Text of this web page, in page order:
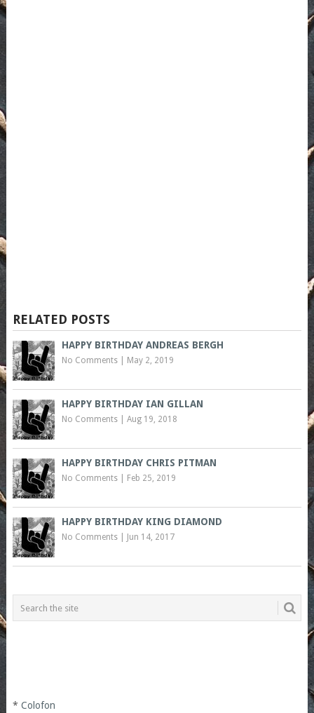
RELATED POSTS
HAPPY BIRTHDAY ANDREAS BERGH
No Comments| May 2, 2019
HAPPY BIRTHDAY IAN GILLAN
No Comments| Aug 19, 2018
HAPPY BIRTHDAY CHRIS PITMAN
No Comments| Feb 25, 2019
HAPPY BIRTHDAY KING DIAMOND
No Comments| Jun 14, 2017
* Colofon